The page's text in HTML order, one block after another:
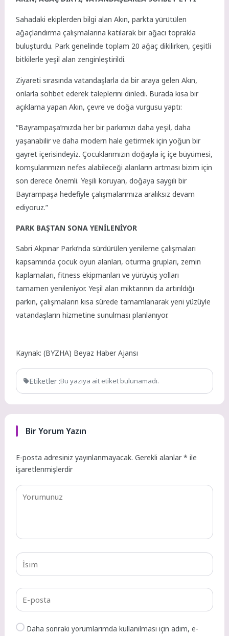
Sahadaki ekiplerden bilgi alan Akın, parkta yürütülen
ağaçlandırma çalışmalarına katılarak bir ağacı toprakla
buluşturdu. Park genelinde toplam 20 ağaç dikilirken, çeşitli
bitkilerle yeşil alan zenginleştirildi.
Ziyareti sırasında vatandaşlarla da bir araya gelen Akın,
onlarla sohbet ederek taleplerini dinledi. Burada kısa bir
açıklama yapan Akın, çevre ve doğa vurgusu yaptı:
“Bayrampaşa’mızda her bir parkımızı daha yeşil, daha
yaşanabilir ve daha modern hale getirmek için yoğun bir
gayret içerisindeyiz. Çocuklarımızın doğayla iç içe büyümesi,
komşularımızın nefes alabileceği alanların artması bizim için
son derece önemli. Yeşili koruyan, doğaya saygılı bir
Bayrampaşa hedefiyle çalışmalarımıza aralıksız devam
ediyoruz.”
PARK BAŞTAN SONA YENİLENİYOR
Sabri Akpınar Parkı’nda sürdürülen yenileme çalışmaları
kapsamında çocuk oyun alanları, oturma grupları, zemin
kaplamaları, fitness ekipmanları ve yürüyüş yolları
tamamen yenileniyor. Yeşil alan miktarının da artırıldığı
parkın, çalışmaların kısa sürede tamamlanarak yeni yüzüyle
vatandaşların hizmetine sunulması planlanıyor.
Kaynak: (BYZHA) Beyaz Haber Ajansı
Etiketler :Bu yazıya ait etiket bulunamadı.
Bir Yorum Yazın
E-posta adresiniz yayınlanmayacak. Gerekli alanlar* ile
işaretlenmişlerdir
Daha sonraki yorumlarımda kullanılması için adım, e-